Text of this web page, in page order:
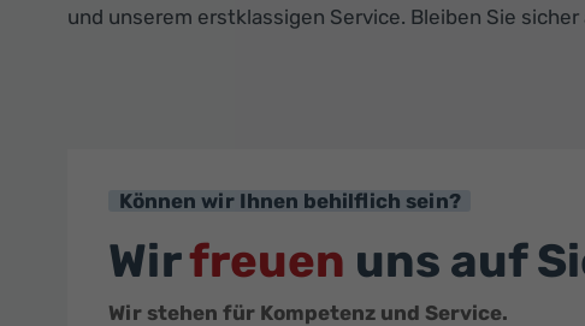
und unserem erstklassigen Service. Bleiben Sie
Können wir Ihnen behilflich sein?
Wirfreuen uns auf
Wir stehen für Kompetenz und Service.